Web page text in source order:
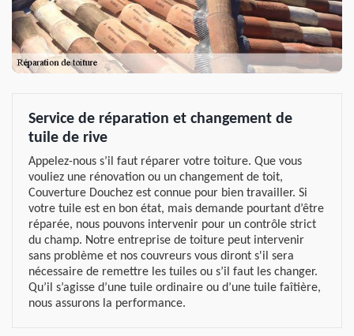
Service de réparation et changement de
tuile de rive
Appelez-nous s’il faut réparer votre toiture. Que vous
vouliez une rénovation ou un changement de toit,
Couverture Douchez est connue pour bien travailler. Si
votre tuile est en bon état, mais demande pourtant d’être
réparée, nous pouvons intervenir pour un contrôle strict
du champ. Notre entreprise de toiture peut intervenir
sans problème et nos couvreurs vous diront s'il sera
nécessaire de remettre les tuiles ou s’il faut les changer.
Qu’il s’agisse d’une tuile ordinaire ou d’une tuile faîtière,
nous assurons la performance.